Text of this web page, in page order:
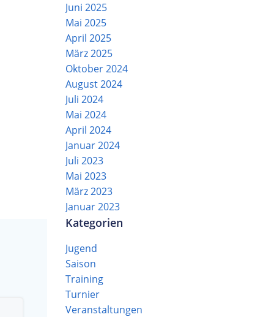
Juni 2025
Mai 2025
April 2025
März 2025
Oktober 2024
August 2024
Juli 2024
Mai 2024
April 2024
Januar 2024
Juli 2023
Mai 2023
März 2023
Januar 2023
Kategorien
Jugend
Saison
Training
Turnier
Veranstaltungen